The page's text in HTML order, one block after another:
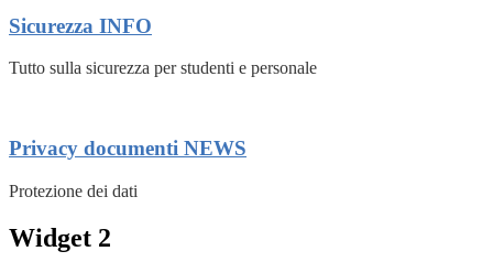
Sicurezza INFO
Tutto sulla sicurezza per studenti e personale
Privacy documenti NEWS
Protezione dei dati
Widget 2